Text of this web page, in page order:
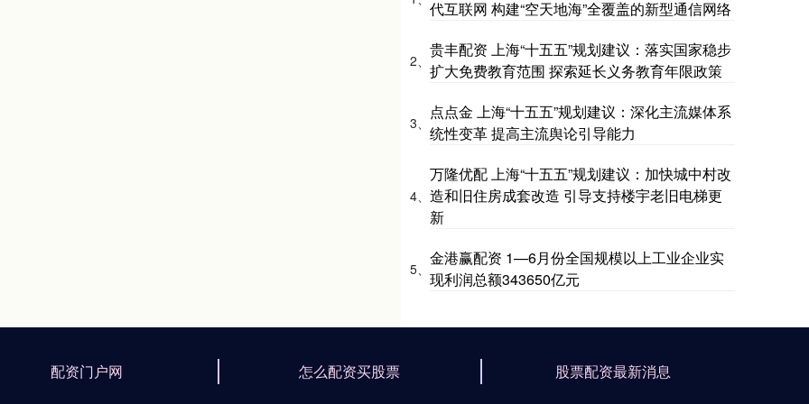
代互联网 构建“空天地海”全覆盖的新型通信网络
2、
贵丰配资 上海“十五五”规划建议：落实国家稳步
扩大免费教育范围 探索延长义务教育年限政策
3、
点点金 上海“十五五”规划建议：深化主流媒体系
统性变革 提高主流舆论引导能力
4、
万隆优配 上海“十五五”规划建议：加快城中村改
造和旧住房成套改造 引导支持楼宇老旧电梯更
新
5、
金港赢配资 1—6月份全国规模以上工业企业实
现利润总额343650亿元
配资门户网 怎么配资买股票 股票配资最新消息